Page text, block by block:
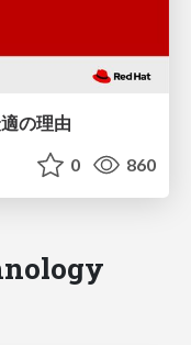
の理由
0 860